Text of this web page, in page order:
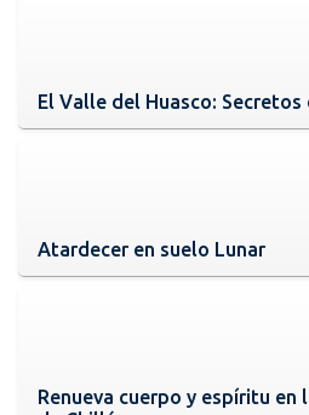
El Valle del Huasco: Secretos
Atardecer en suelo Lunar
Renueva cuerpo y espíritu en